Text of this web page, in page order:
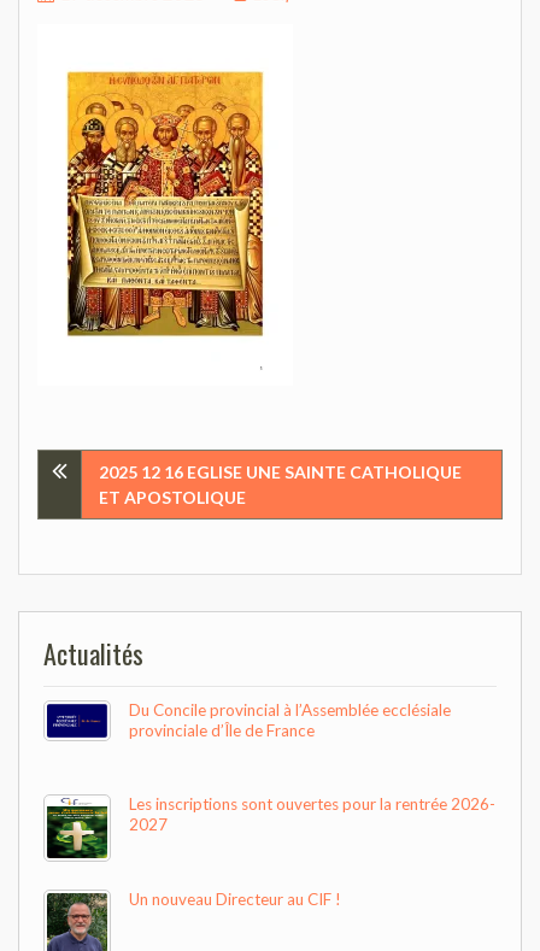
Navigation
de
l’article
2025 12 16 EGLISE UNE SAINTE CATHOLIQUE
ET APOSTOLIQUE
Actualités
Du Concile provincial à l’Assemblée ecclésiale
provinciale d’Île de France
Les inscriptions sont ouvertes pour la rentrée 2026-
2027
Un nouveau Directeur au CIF !